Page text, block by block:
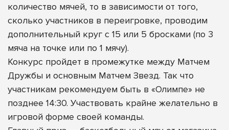
количество мячей, то в зависимости от того,
сколько участников в переигровке, проводим
дополнительный круг с 15 или 5 бросками (по 3
мяча на точке или по 1 мячу).
Конкурс пройдет в промежутке между Матчем
Дружбы и основным Матчем Звезд. Так что
участникам рекомендуем быть в «Олимпе» не
позднее 14:30. Участвовать крайне желательно в
игровой форме своей команды.